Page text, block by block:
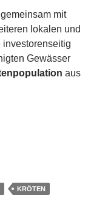
mit
lokalen und
Gewässer
aus
KRÖTEN